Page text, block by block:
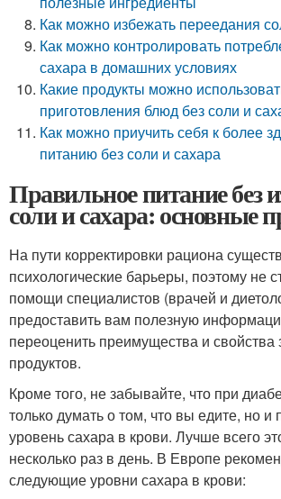
Как можно избежать переедания
Как можно контролировать
сахара в домашних условиях
Какие продукты можно
приготовления блюд без соли и
Как можно приучить себя к более
питанию без соли и сахара
Правильное питание без
соли и сахара: основные
На пути корректировки рациона
психологические барьеры, поэтому не
помощи специалистов (врачей и
предоставить вам полезную
переоценить преимущества и свойства
продуктов.
Кроме того, не забывайте, что при
только думать о том, что вы едите, но и
уровень сахара в крови. Лучше всего
несколько раз в день. В Европе
следующие уровни сахара в крови: